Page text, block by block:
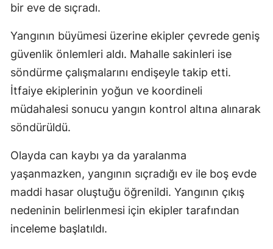
bir eve de sıçradı.
Yangının büyümesi üzerine ekipler çevrede geniş
güvenlik önlemleri aldı. Mahalle sakinleri ise
söndürme çalışmalarını endişeyle takip etti.
İtfaiye ekiplerinin yoğun ve koordineli
müdahalesi sonucu yangın kontrol altına alınarak
söndürüldü.
Olayda can kaybı ya da yaralanma
yaşanmazken, yangının sıçradığı ev ile boş evde
maddi hasar oluştuğu öğrenildi. Yangının çıkış
nedeninin belirlenmesi için ekipler tarafından
inceleme başlatıldı.